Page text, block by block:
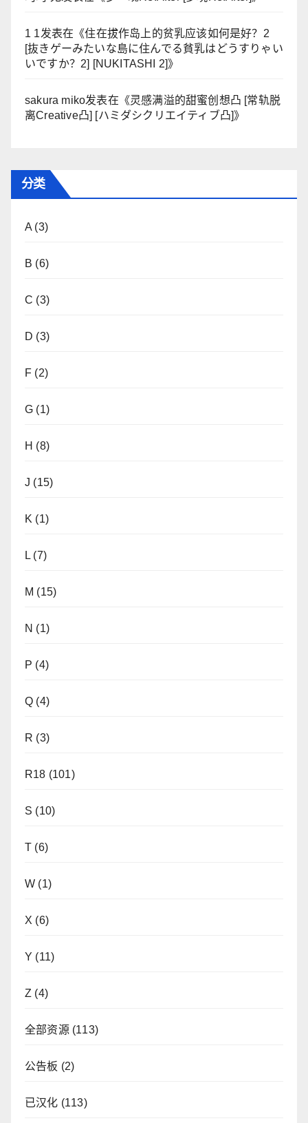
1 1发表在《住在拔作岛上的贫乳应该如何是好？2
[抜きゲーみたいな島に住んでる貧乳はどうすりゃい
いですか？2] [NUKITASHI 2]》
sakura miko发表在《灵感满溢的甜蜜创想凸 [常轨脱
离Creative凸] [ハミダシクリエイティブ凸]》
分类
A(3)
B (6)
C (3)
D (3)
F (2)
G (1)
H (8)
J (15)
K (1)
L(7)
M (15)
N (1)
P (4)
Q (4)
R (3)
R18 (101)
S (10)
T (6)
W (1)
X (6)
Y (11)
Z (4)
全部资源 (113)
公告板 (2)
已汉化 (113)